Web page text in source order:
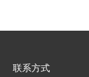
联系方式